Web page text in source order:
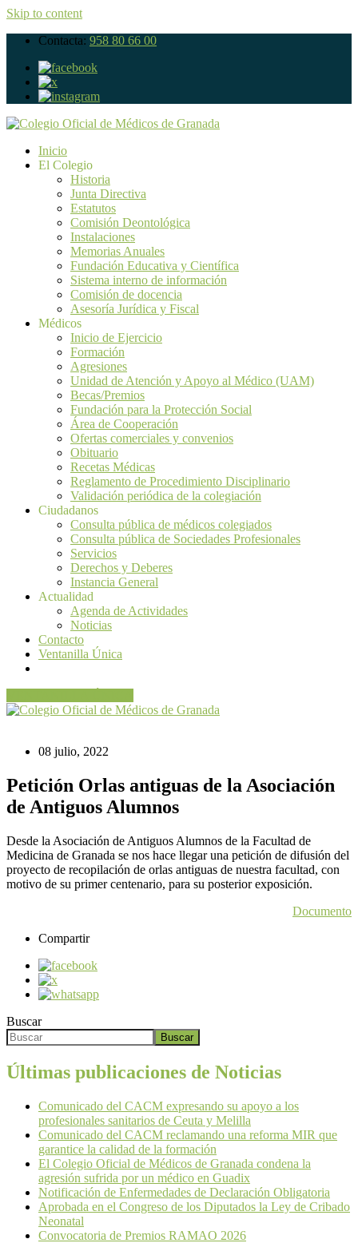
Skip to content
Contacta: 958 80 66 00
Inicio
El Colegio
Historia
Junta Directiva
Estatutos
Comisión Deontológica
Instalaciones
Memorias Anuales
Fundación Educativa y Científica
Sistema interno de información
Comisión de docencia
Asesoría Jurídica y Fiscal
Médicos
Inicio de Ejercicio
Formación
Agresiones
Unidad de Atención y Apoyo al Médico (UAM)
Becas/Premios
Fundación para la Protección Social
Área de Cooperación
Ofertas comerciales y convenios
Obituario
Recetas Médicas
Reglamento de Procedimiento Disciplinario
Validación periódica de la colegiación
Ciudadanos
Consulta pública de médicos colegiados
Consulta pública de Sociedades Profesionales
Servicios
Derechos y Deberes
Instancia General
Actualidad
Agenda de Actividades
Noticias
Contacto
Ventanilla Única
08 julio, 2022
Petición Orlas antiguas de la Asociación
de Antiguos Alumnos
Desde la Asociación de Antiguos Alumnos de la Facultad de
Medicina de Granada se nos hace llegar una petición de difusión del
proyecto de recopilación de orlas antiguas de nuestra facultad, con
motivo de su primer centenario, para su posterior exposición.
Documento
Compartir
Buscar
Buscar
Últimas publicaciones de Noticias
Comunicado del CACM expresando su apoyo a los
profesionales sanitarios de Ceuta y Melilla
Comunicado del CACM reclamando una reforma MIR que
garantice la calidad de la formación
El Colegio Oficial de Médicos de Granada condena la
agresión sufrida por un médico en Guadix
Notificación de Enfermedades de Declaración Obligatoria
Aprobada en el Congreso de los Diputados la Ley de Cribado
Neonatal
Convocatoria de Premios RAMAO 2026